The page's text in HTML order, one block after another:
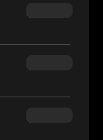
$54.90
$34.95
$160.00